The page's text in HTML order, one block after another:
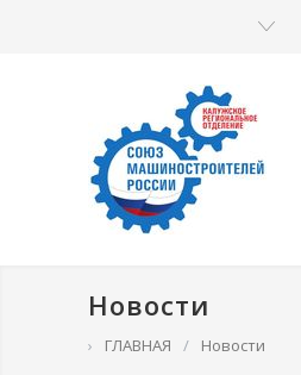
Новости
› ГЛАВНАЯ / Новости